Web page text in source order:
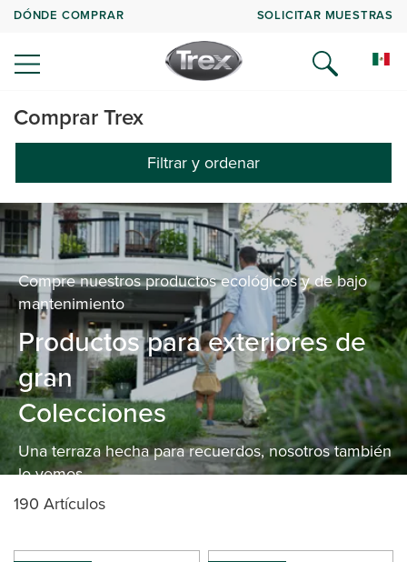
DÓNDE COMPRAR SOLICITAR MUESTRAS
Comprar Trex
Filtrar y ordenar
Compre nuestros productos ecológicos y de bajo
mantenimiento
Productos para exteriores de
gran
Colecciones
Una terraza hecha para recuerdos, nosotros también
lo vemos.
190 Artículos